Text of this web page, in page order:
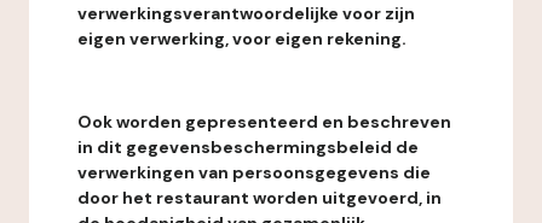
verwerkingsverantwoordelijke voor zijn
eigen verwerking, voor eigen rekening.
Ook worden gepresenteerd en beschreven
in dit gegevensbeschermingsbeleid de
verwerkingen van persoonsgegevens die
door het restaurant worden uitgevoerd, in